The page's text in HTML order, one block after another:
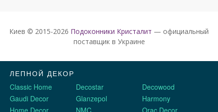
Киев © 2015-2026 Подоконники Кристалит — официальный
поставщик в Украине
ЛЕПНОЙ ДЕКОР
Classic Home
Decostar
Decowood
Gaudi Decor
Glanzepol
Harmony